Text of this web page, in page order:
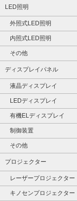
LED照明
外照式LED照明
内照式LED照明
その他
ディスプレイパネル
液晶ディスプレイ
LEDディスプレイ
有機ELディスプレイ
制御装置
その他
プロジェクター
レーザープロジェクター
キノセンプロジェクター